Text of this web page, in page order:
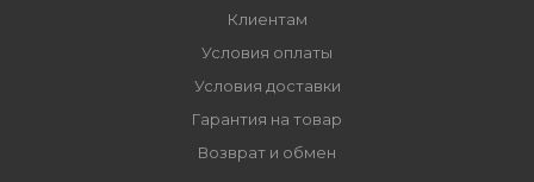
Клиентам
Условия оплаты
Условия доставки
Гарантия на товар
Возврат и обмен